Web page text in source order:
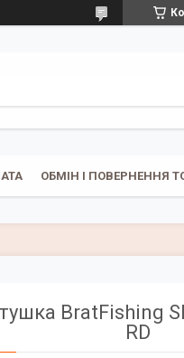
ОБМІН І ПОВЕРНЕННЯ
BratFishing
RD